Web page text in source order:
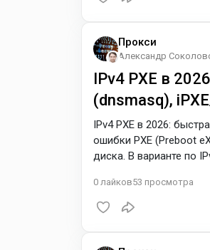
Прокси
Александр
IPv4 PXE в
(dnsmasq),
IPv4 PXE в 2026:
ошибки PXE (Preboot
диска. В варианте по
настраивать для BIOS/
использовать IP helper,
0 лайков53 просмотра